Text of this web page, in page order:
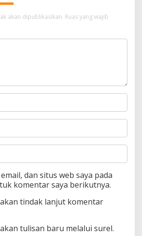
akan dipublikasikan. Ruas yang wajib
dan situs web saya pada
komentar saya berikutnya.
tindak lanjut komentar
tulisan baru melalui surel.